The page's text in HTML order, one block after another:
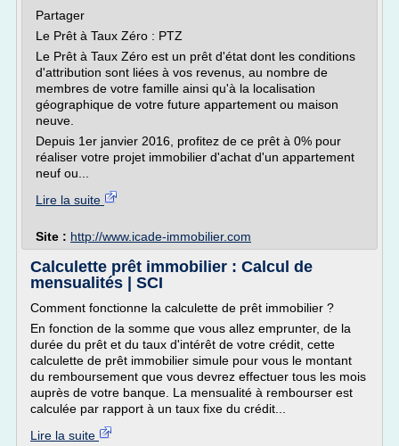
Partager
Le Prêt à Taux Zéro : PTZ
Le Prêt à Taux Zéro est un prêt d'état dont les conditions
d'attribution sont liées à vos revenus, au nombre de
membres de votre famille ainsi qu'à la localisation
géographique de votre future appartement ou maison
neuve.
Depuis 1er janvier 2016, profitez de ce prêt à 0% pour
réaliser votre projet immobilier d'achat d'un appartement
neuf ou...
Lire la suite
Site : http://www.icade-immobilier.com
Calculette prêt immobilier : Calcul de
mensualités | SCI
Comment fonctionne la calculette de prêt immobilier ?
En fonction de la somme que vous allez emprunter, de la
durée du prêt et du taux d'intérêt de votre crédit, cette
calculette de prêt immobilier simule pour vous le montant
du remboursement que vous devrez effectuer tous les mois
auprès de votre banque. La mensualité à rembourser est
calculée par rapport à un taux fixe du crédit...
Lire la suite